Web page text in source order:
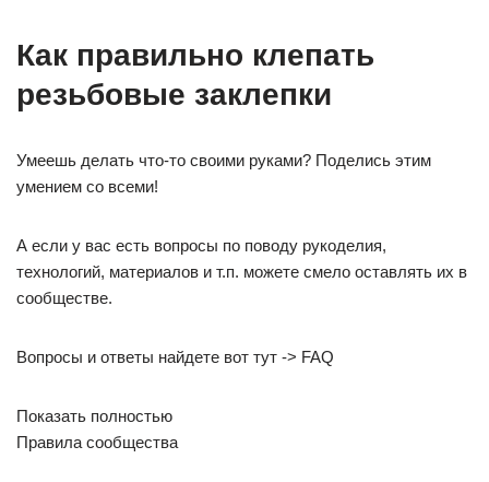
Как правильно клепать
резьбовые заклепки
Умеешь делать что-то своими руками? Поделись этим
умением со всеми!
А если у вас есть вопросы по поводу рукоделия,
технологий, материалов и т.п. можете смело оставлять их в
сообществе.
Вопросы и ответы найдете вот тут -> FAQ
Показать полностью
Правила сообщества